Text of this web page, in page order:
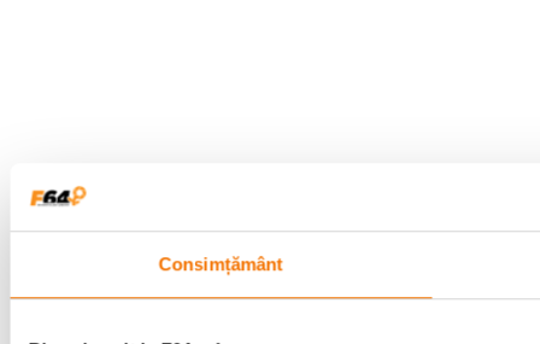
Consimțământ